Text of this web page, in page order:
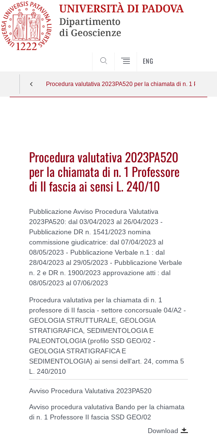
ENG
Procedura valutativa 2023PA520 per la chiamata di n. 1
Procedura valutativa 2023PA520
per la chiamata di n. 1 Professore
di II fascia ai sensi L. 240/10
Pubblicazione Avviso Procedura Valutativa
2023PA520: dal 03/04/2023 al 26/04/2023 -
Pubblicazione DR n. 1541/2023 nomina
commissione giudicatrice: dal 07/04/2023 al
08/05/2023 - Pubblicazione Verbale n.1 : dal
28/04/2023 al 29/05/2023 - Pubblicazione Verbale
n. 2 e DR n. 1900/2023 approvazione atti : dal
08/05/2023 al 07/06/2023
Procedura valutativa per la chiamata di n. 1
professore di II fascia - settore concorsuale 04/A2 -
GEOLOGIA STRUTTURALE, GEOLOGIA
STRATIGRAFICA, SEDIMENTOLOGIA E
PALEONTOLOGIA (profilo SSD GEO/02 -
GEOLOGIA STRATIGRAFICA E
SEDIMENTOLOGIA) ai sensi dell'art. 24, comma 5
L. 240/2010
Avviso Procedura Valutativa 2023PA520
Avviso procedura valutativa Bando per la chiamata
di n. 1 Professore II fascia SSD GEO/02
Download